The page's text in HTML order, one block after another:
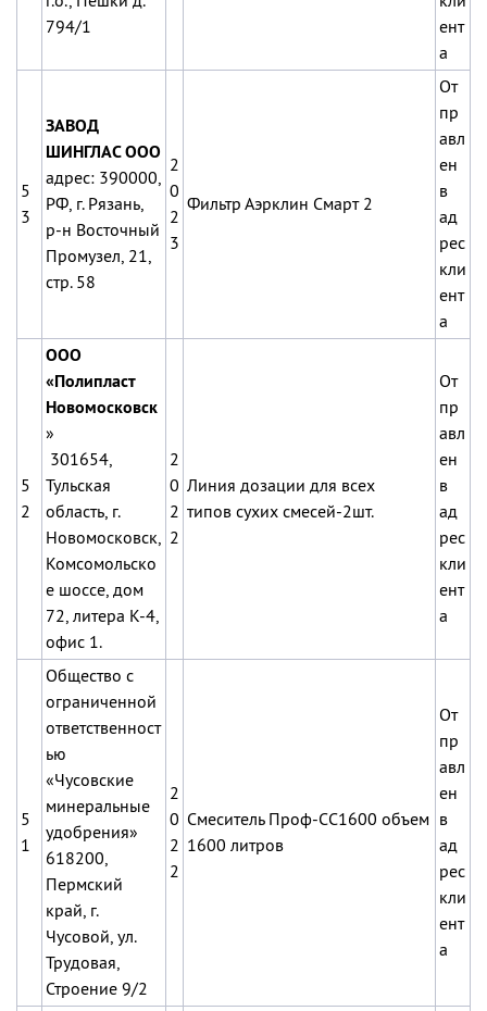
794/1
ент
а
5
3
ЗАВОД
ШИНГЛАС ООО
адрес: 390000,
РФ, г. Рязань,
р-н Восточный
Промузел, 21,
стр. 58
2
0
2
3
Фильтр Аэрклин Смарт 2
От
пр
авл
ен
в
ад
рес
кли
ент
а
5
2
ООО
«Полипласт
Новомосковск
»
301654,
Тульская
область, г.
Новомосковск,
Комсомольско
е шоссе, дом
72, литера К-4,
офис 1.
2
0
2
2
Линия дозации для всех
типов сухих смесей-2шт.
От
пр
авл
ен
в
ад
рес
кли
ент
а
5
1
Общество с
ограниченной
ответственност
ью
«Чусовские
минеральные
удобрения»
618200,
Пермский
край, г.
Чусовой, ул.
Трудовая,
Строение 9/2
2
0
2
2
Смеситель Проф-СС1600 объем
1600 литров
От
пр
авл
ен
в
ад
рес
кли
ент
а